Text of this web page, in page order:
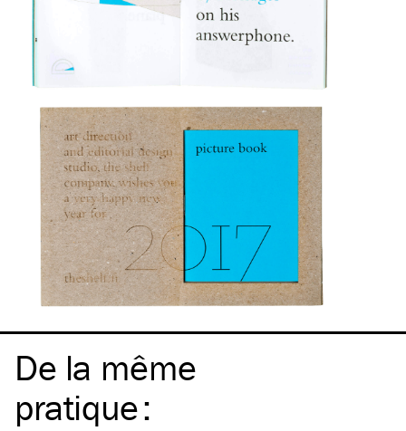
De la même
pratique: